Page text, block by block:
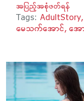
အပြည့်အစုံဖတ်ရန်
Tags:AdultStory
မေသက်အောင် အေ